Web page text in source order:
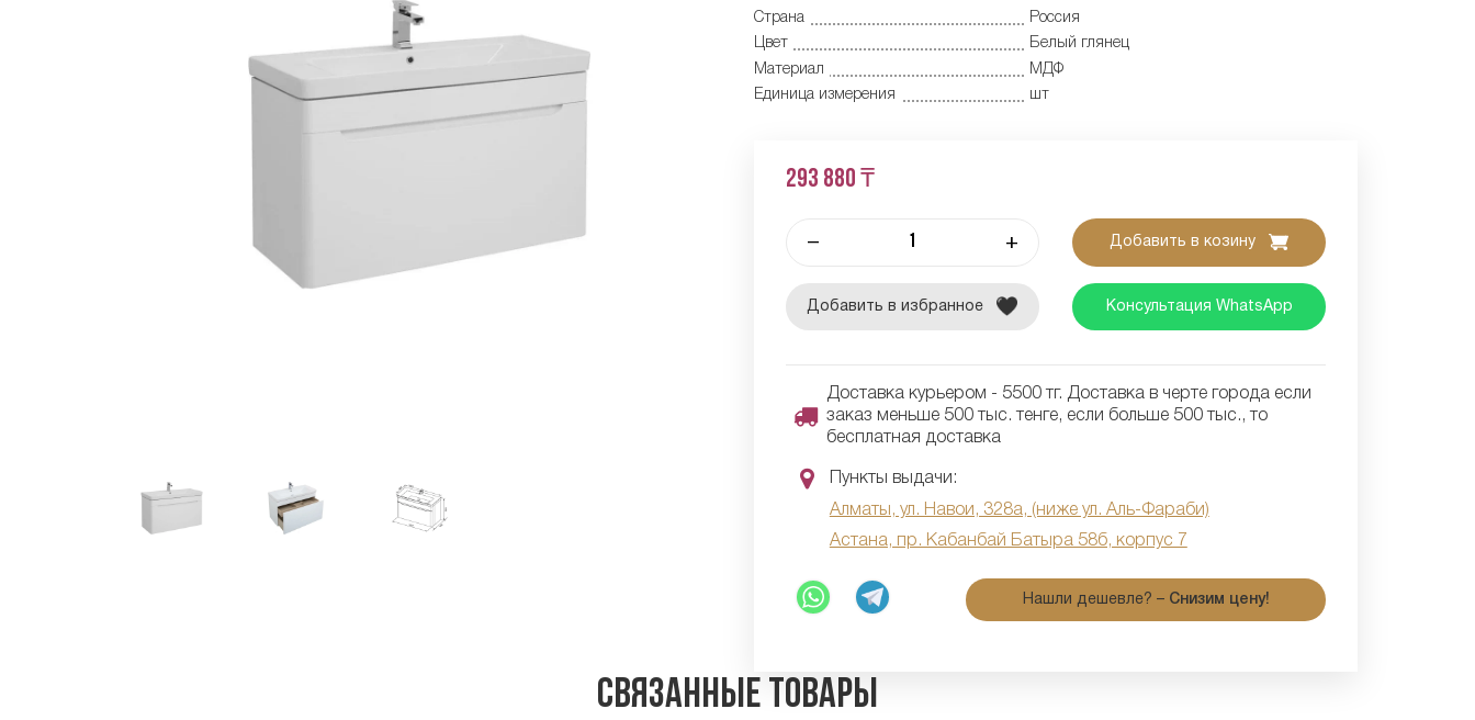
Страна
Россия
Цвет
Белый глянец
Материал
МДФ
Единица измерения
шт
293 880 ₸
– + Добавить в козину
Добавить в избранное Консультация WhatsApp
Доставка курьером - 5500 тг. Доставка в черте города если
заказ меньше 500 тыс. тенге, если больше 500 тыс., то
бесплатная доставка
Пункты выдачи:
Алматы, ул. Навои, 328а, (ниже ул. Аль-Фараби)
Астана, пр. Кабанбай Батыра 58б, корпус 7
Нашли дешевле? – Снизим цену!
Связанные товары